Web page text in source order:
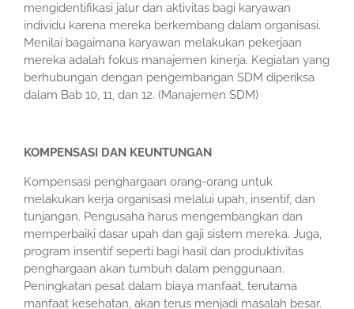
mengidentifikasi jalur dan aktivitas bagi karyawan
individu karena mereka berkembang dalam organisasi.
Menilai bagaimana karyawan melakukan pekerjaan
mereka adalah fokus manajemen kinerja. Kegiatan yang
berhubungan dengan pengembangan SDM diperiksa
dalam Bab 10, 11, dan 12. (Manajemen SDM)
KOMPENSASI DAN KEUNTUNGAN
Kompensasi penghargaan orang-orang untuk
melakukan kerja organisasi melalui upah, insentif, dan
tunjangan. Pengusaha harus mengembangkan dan
memperbaiki dasar upah dan gaji sistem mereka. Juga,
program insentif seperti bagi hasil dan produktivitas
penghargaan akan tumbuh dalam penggunaan.
Peningkatan pesat dalam biaya manfaat, terutama
manfaat kesehatan, akan terus menjadi masalah besar.